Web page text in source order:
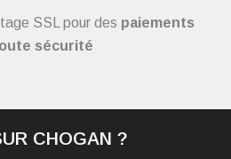
SSL pour des paiements
sécurité
CHOGAN ?